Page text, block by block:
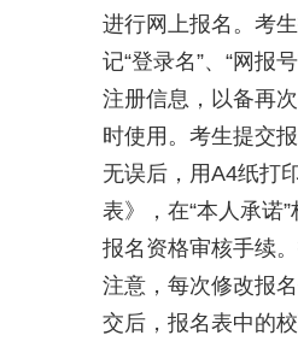
进行网上报名。考
记“登录名”、“网报
注册信息，以备再
时使用。考生提交
无误后，用A4纸打
表》，在“本人承诺
报名资格审核手续
注意，每次修改报
交后，报名表中的